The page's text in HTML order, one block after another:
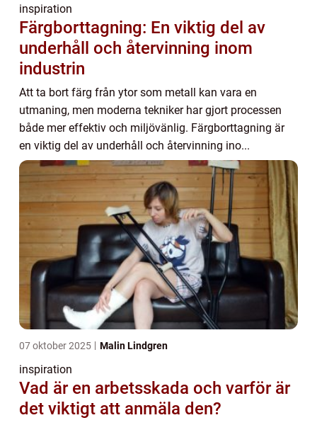
inspiration
Färgborttagning: En viktig del av
underhåll och återvinning inom
industrin
Att ta bort färg från ytor som metall kan vara en
utmaning, men moderna tekniker har gjort processen
både mer effektiv och miljövänlig. Färgborttagning är
en viktig del av underhåll och återvinning ino...
07 oktober 2025 Malin Lindgren
inspiration
Vad är en arbetsskada och varför är
det viktigt att anmäla den?